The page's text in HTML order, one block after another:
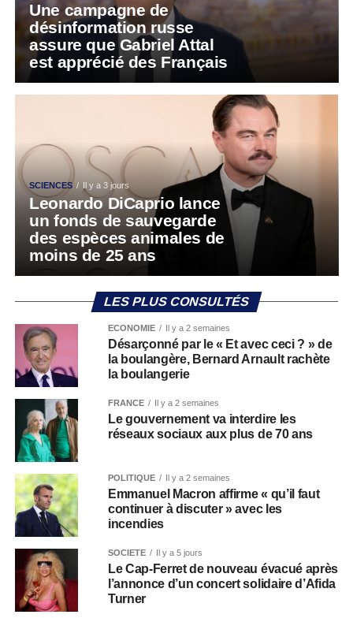
Une campagne de
désinformation russe
assure que Gabriel Attal
est apprécié des Français
SCIENCES Il y a 3 jours
Leonardo DiCaprio lance
un fonds de sauvegarde
des espèces animales de
moins de 25 ans
LES PLUS CONSULTÉS
ECONOMIE Il y a 2 semaines
Désarçonné par le « Et avec ceci ? » de
la boulangère, Bernard Arnault rachète
la boulangerie
FRANCE Il y a 2 semaines
Le gouvernement va interdire les
réseaux sociaux aux plus de 70 ans
POLITIQUE Il y a 2 semaines
Emmanuel Macron affirme « qu’il faut
continuer à discuter » avec les
incendies
SOCIÉTÉ Il y a 5 jours
Le Cap-Ferret de nouveau évacué après
l’annonce d’un concert solidaire d’Afida
Turner